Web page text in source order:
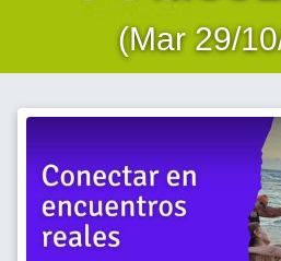
(Mar 29/